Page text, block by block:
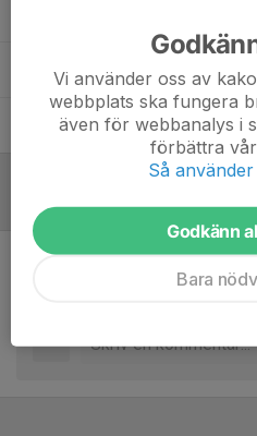
Mikael Arnesson
Petri EkströmLagledare
Referat
Inget
Vi använder oss av
webbplats ska fungera
även för webbanalys i
förbättra
Så
Godkänn
Bara